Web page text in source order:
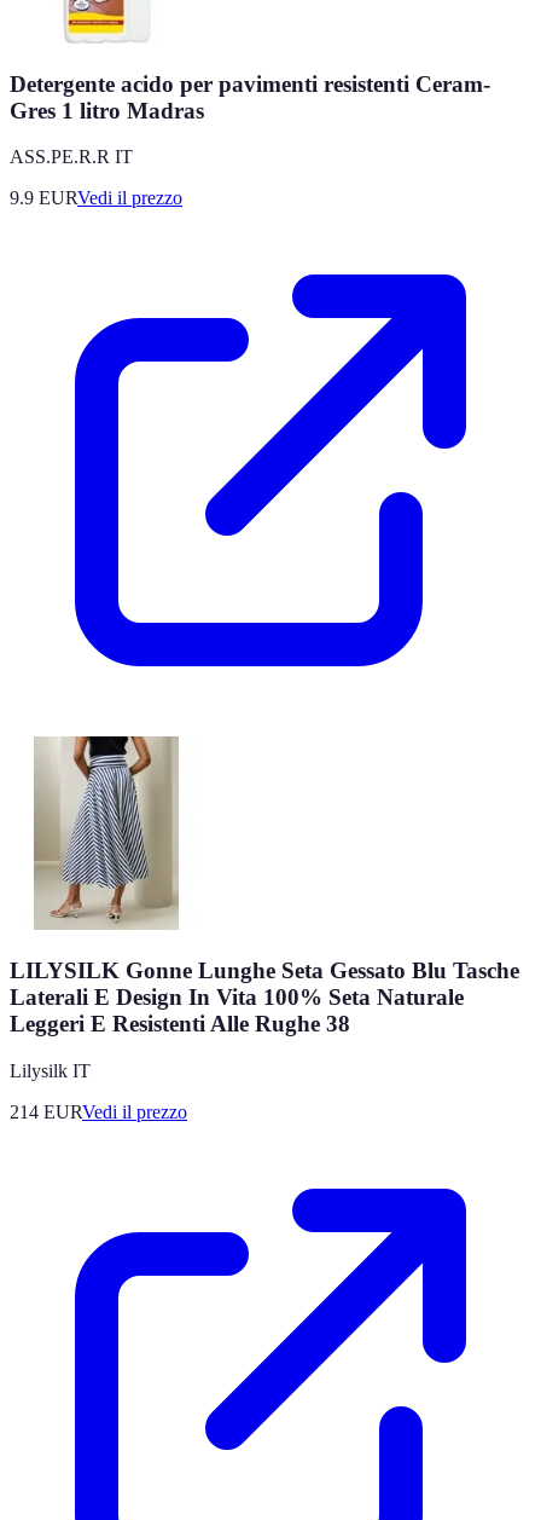
Detergente acido per pavimenti resistenti Ceram-
Gres 1 litro Madras
ASS.PE.R.R IT
9.9 EURVedi il prezzo
LILYSILK Gonne Lunghe Seta Gessato Blu Tasche
Laterali E Design In Vita 100% Seta Naturale
Leggeri E Resistenti Alle Rughe 38
Lilysilk IT
214 EURVedi il prezzo